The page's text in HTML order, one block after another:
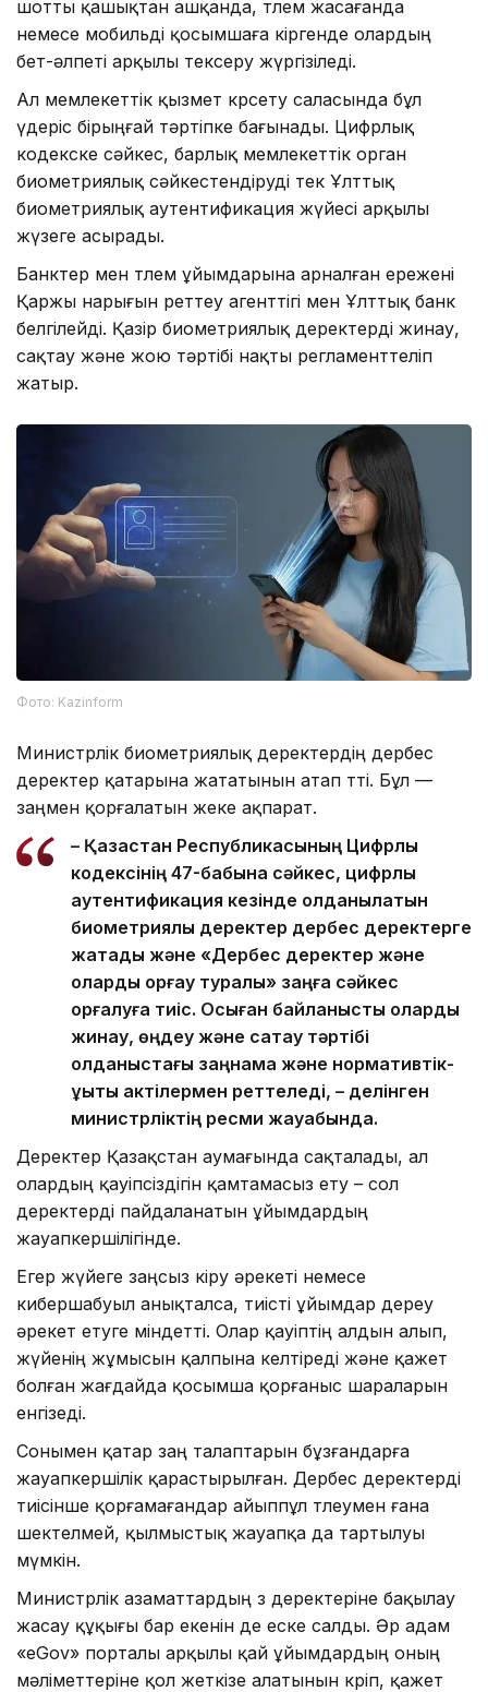
шотты қашықтан ашқанда, төлем жасағанда
немесе мобильді қосымшаға кіргенде олардың
бет-әлпеті арқылы тексеру жүргізіледі.
Ал мемлекеттік қызмет көрсету саласында бұл
үдеріс бірыңғай тәртіпке бағынады. Цифрлық
кодекске сәйкес, барлық мемлекеттік орган
биометриялық сәйкестендіруді тек Ұлттық
биометриялық аутентификация жүйесі арқылы
жүзеге асырады.
Банктер мен төлем ұйымдарына арналған ережені
Қаржы нарығын реттеу агенттігі мен Ұлттық банк
белгілейді. Қазір биометриялық деректерді жинау,
сақтау және жою тәртібі нақты регламенттеліп
жатыр.
Фото: Kazinform
Министрлік биометриялық деректердің дербес
деректер қатарына жататынын атап өтті. Бұл —
заңмен қорғалатын жеке ақпарат.
– Қазақстан Республикасының Цифрлық
кодексінің 47-бабына сәйкес, цифрлық
аутентификация кезінде қолданылатын
биометриялық деректер дербес деректерге
жатады және «Дербес деректер және
оларды қорғау туралы» заңға сәйкес
қорғалуға тиіс. Осыған байланысты оларды
жинау, өңдеу және сақтау тәртібі
қолданыстағы заңнама және нормативтік-
құқықтық актілермен реттеледі, – делінген
министрліктің ресми жауабында.
Деректер Қазақстан аумағында сақталады, ал
олардың қауіпсіздігін қамтамасыз ету – сол
деректерді пайдаланатын ұйымдардың
жауапкершілігінде.
Егер жүйеге заңсыз кіру әрекеті немесе
кибершабуыл анықталса, тиісті ұйымдар дереу
әрекет етуге міндетті. Олар қауіптің алдын алып,
жүйенің жұмысын қалпына келтіреді және қажет
болған жағдайда қосымша қорғаныс шараларын
енгізеді.
Сонымен қатар заң талаптарын бұзғандарға
жауапкершілік қарастырылған. Дербес деректерді
тиісінше қорғамағандар айыппұл төлеумен ғана
шектелмей, қылмыстық жауапқа да тартылуы
мүмкін.
Министрлік азаматтардың өз деректеріне бақылау
жасау құқығы бар екенін де еске салды. Әр адам
«eGov» порталы арқылы қай ұйымдардың оның
мәліметтеріне қол жеткізе алатынын көріп, қажет